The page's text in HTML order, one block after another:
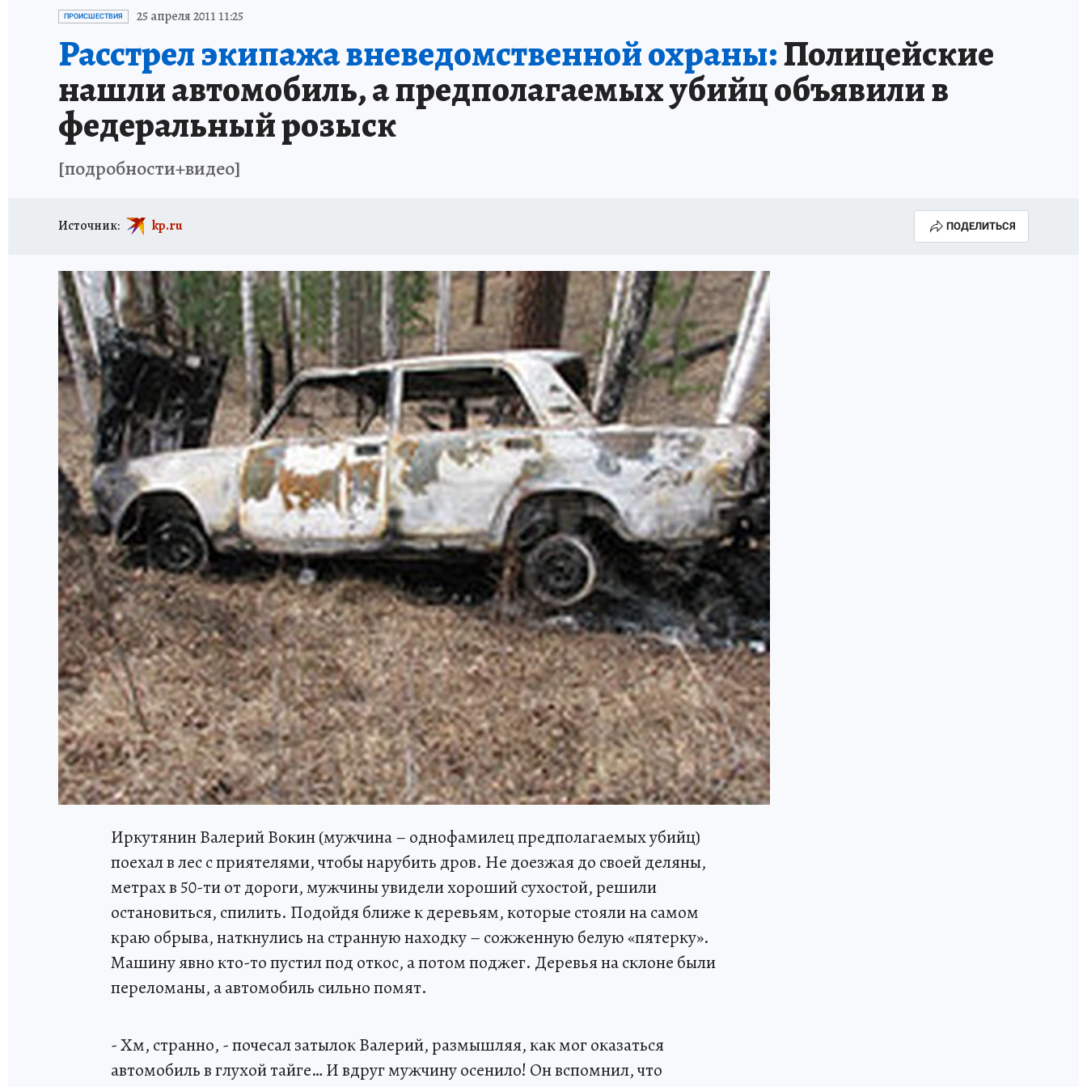
ПРОИСШЕСТВИЯ АФИША
ПРОИСШЕСТВИЯ 25 апреля 2011 11:25
Расстрел экипажа вневедомственной охраны:Полицейские
нашли автомобиль, а предполагаемых убийц объявили в
федеральный розыск
[подробности+видео]
Источник: kp.ru ПОДЕЛИТЬСЯ
Иркутянин Валерий Вокин (мужчина – однофамилец предполагаемых убийц)
поехал в лес с приятелями, чтобы нарубить дров. Не доезжая до своей деляны,
метрах в 50-ти от дороги, мужчины увидели хороший сухостой, решили
остановиться, спилить. Подойдя ближе к деревьям, которые стояли на самом
краю обрыва, наткнулись на странную находку – сожженную белую «пятерку».
Машину явно кто-то пустил под откос, а потом поджег. Деревья на склоне были
переломаны, а автомобиль сильно помят.
- Хм, странно, - почесал затылок Валерий, размышляя, как мог оказаться
автомобиль в глухой тайге… И вдруг мужчину осенило! Он вспомнил, что